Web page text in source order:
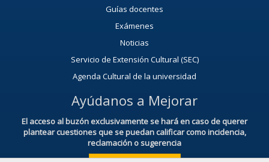
Guías docentes
Exámenes
Noticias
Servicio de Extensión Cultural (SEC)
Agenda Cultural de la universidad
Ayúdanos a Mejorar
El acceso al buzón exclusivamente se hará en caso de querer
plantear cuestiones que se puedan calificar como incidencia,
reclamación o sugerencia